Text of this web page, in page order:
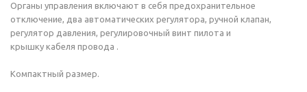
Органы управления включают в себя предохранительное
отключение, два автоматических регулятора, ручной клапан,
регулятор давления, регулировочный винт пилота и
крышку кабеля провода .
Компактный размер.